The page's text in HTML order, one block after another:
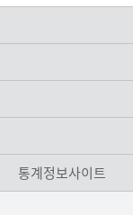
통계정보사이트